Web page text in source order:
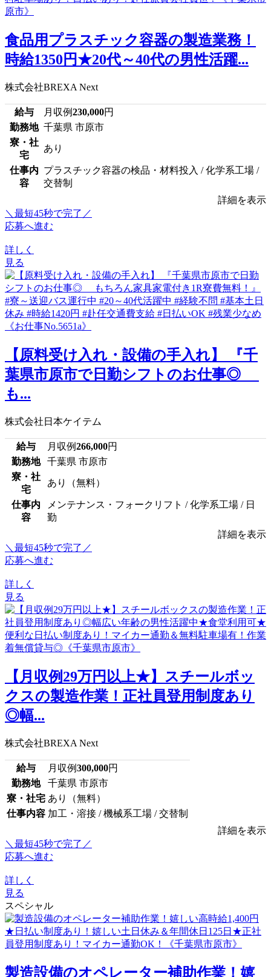
食品用プラスチック容器の製造業務！
時給1350円★20代～40代の男性活躍...
株式会社BREXA Next
給与 月収例230,000円
勤務地 千葉県 市原市
寮・社
宅
あり
仕事内
容
プラスチック容器の検品・材料投入 / 化学系工場 /
交替制
詳細を表示
＼最短45秒で完了／
応募へ進む
詳しく
見る
【原料受け入れ・設備の手入れ】 『千
葉県市原市で日勤シフトのお仕事◎
も...
株式会社日本ケイテム
給与 月収例266,000円
勤務地
千葉県 市原市
寮・社
宅
あり（無料）
仕事内
容
メンテナンス・フォークリフト / 化学系工場 / 日
勤
詳細を表示
＼最短45秒で完了／
応募へ進む
詳しく
見る
【月収例29万円以上★】スチールボッ
クスの製造作業！正社員登用制度あり
◎幅...
株式会社BREXA Next
給与 月収例300,000円
勤務地
千葉県 市原市
寮・社宅 あり（無料）
仕事内容 加工・溶接 / 機械系工場 / 交替制
詳細を表示
＼最短45秒で完了／
応募へ進む
詳しく
見る
スペシャル
製造設備のオペレーター補助作業！嬉